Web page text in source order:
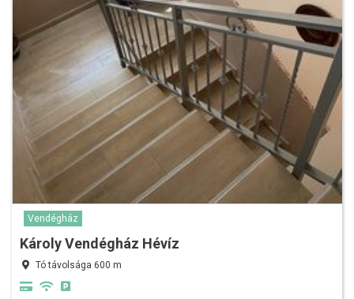
Vendégház
Károly Vendégház Hévíz
Tó távolsága 600 m